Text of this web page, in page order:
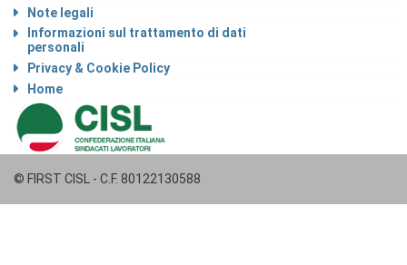
Note legali
Informazioni sul trattamento di dati
personali
Privacy & Cookie Policy
Home
© FIRST CISL - C.F. 80122130588